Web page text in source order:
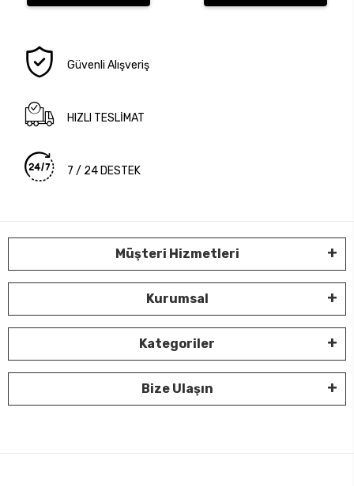
Güvenli Alışveriş
HIZLI TESLİMAT
7 / 24 DESTEK
Müşteri Hizmetleri
Kurumsal
Kategoriler
Bize Ulaşın